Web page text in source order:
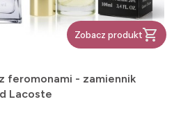
Zobacz produkt
feromonami - zamiennik
Lacoste